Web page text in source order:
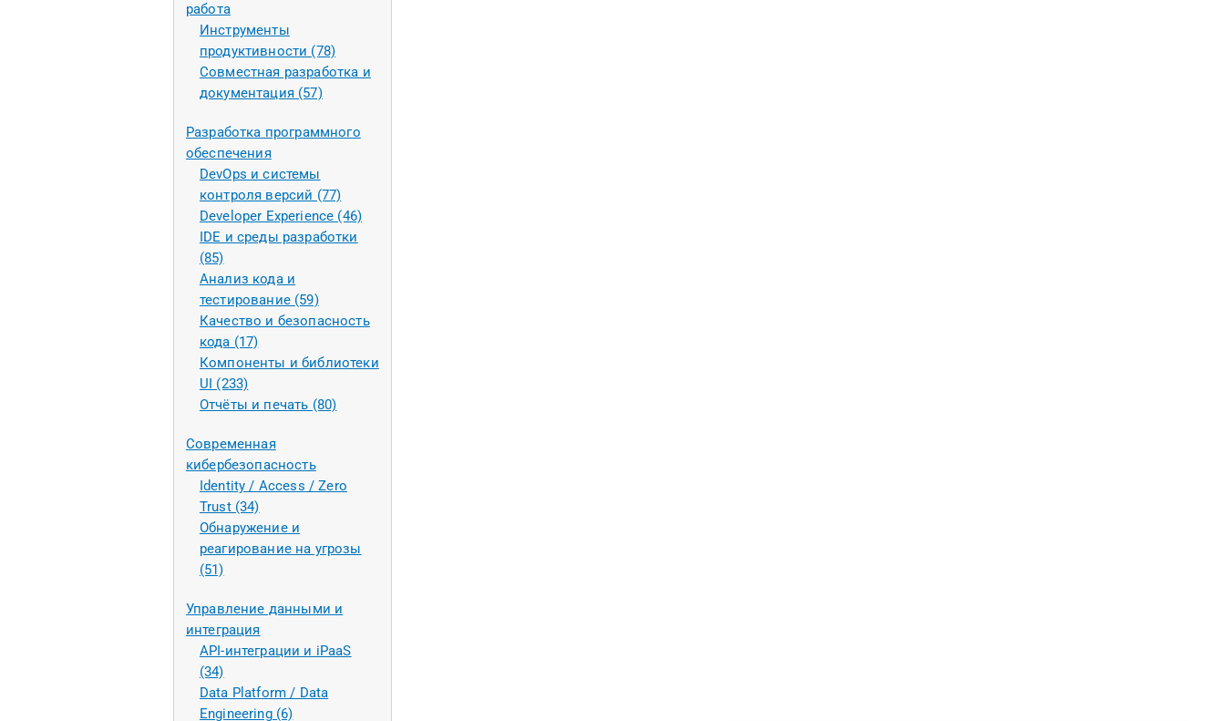
работа
Инструменты
продуктивности (78)
Совместная разработка и
документация (57)
Разработка программного
обеспечения
DevOps и системы
контроля версий (77)
Developer Experience (46)
IDE и среды разработки
(85)
Анализ кода и
тестирование (59)
Качество и безопасность
кода (17)
Компоненты и библиотеки
UI (233)
Отчёты и печать (80)
Современная
кибербезопасность
Identity / Access / Zero
Trust (34)
Обнаружение и
реагирование на угрозы
(51)
Управление данными и
интеграция
API-интеграции и iPaaS
(34)
Data Platform / Data
Engineering (6)